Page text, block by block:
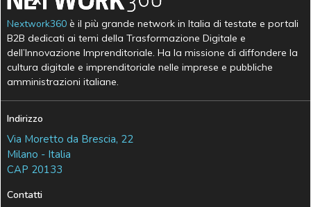
Nextwork360 è il più grande network in Italia di testate e portali
B2B dedicati ai temi della Trasformazione Digitale e
dell’Innovazione Imprenditoriale. Ha la missione di diffondere la
cultura digitale e imprenditoriale nelle imprese e pubbliche
amministrazioni italiane.
Indirizzo
Via Moretto da Brescia, 22
Milano - Italia
CAP 20133
Contatti